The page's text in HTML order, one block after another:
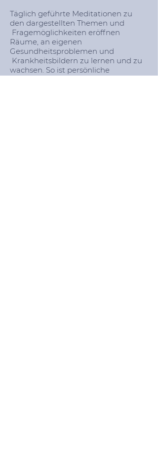
Täglich geführte Meditationen zu
den dargestellten Themen und
Fragemöglichkeiten eröffnen
Räume, an eigenen
Gesundheitsproblemen und
Krankheitsbildern zu lernen und zu
wachsen. So ist persönliche